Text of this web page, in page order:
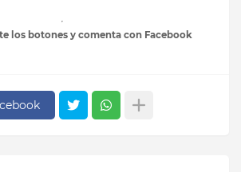
los botones y comenta con Facebook